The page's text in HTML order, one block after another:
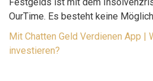
OurTime. Es besteht keine
Mit Chatten Geld Verdienen App |
investieren?